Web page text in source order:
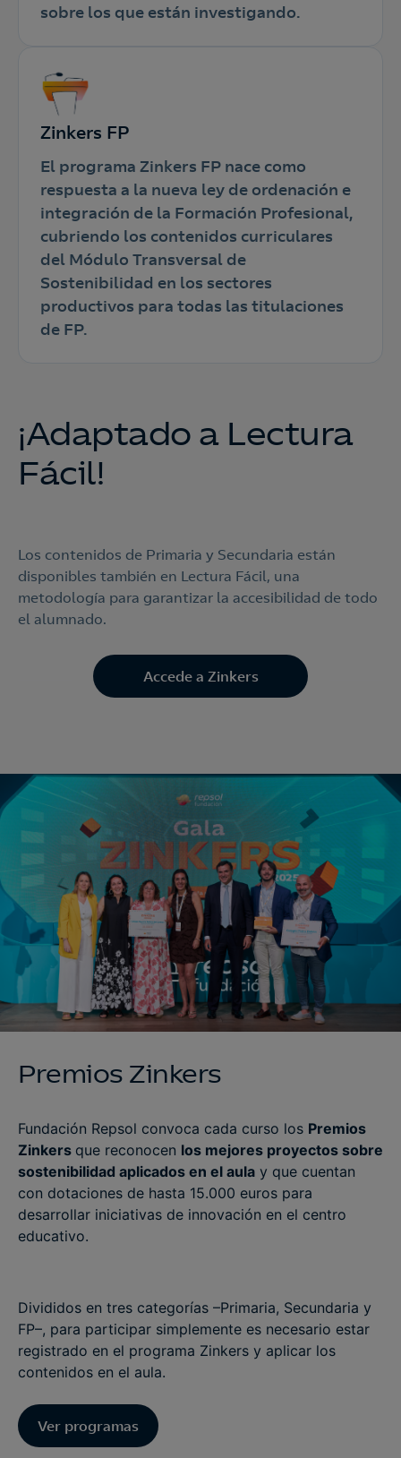
sobre los que están investigando.
Zinkers FP
El programa Zinkers FP nace como
respuesta a la nueva ley de ordenación e
integración de la Formación Profesional,
cubriendo los contenidos curriculares
del Módulo Transversal de
Sostenibilidad en los sectores
productivos para todas las titulaciones
de FP.
¡Adaptado a Lectura
Fácil!
Los contenidos de Primaria y Secundaria están
disponibles también en Lectura Fácil, una
metodología para garantizar la accesibilidad de todo
el alumnado.
Accede a Zinkers
Premios Zinkers
Fundación Repsol convoca cada curso los Premios
Zinkers que reconocen los mejores proyectos sobre
sostenibilidad aplicados en el aula y que cuentan
con dotaciones de hasta 15.000 euros para
desarrollar iniciativas de innovación en el centro
educativo.
Divididos en tres categorías –Primaria, Secundaria y
FP–, para participar simplemente es necesario estar
registrado en el programa Zinkers y aplicar los
contenidos en el aula.
Ver programas